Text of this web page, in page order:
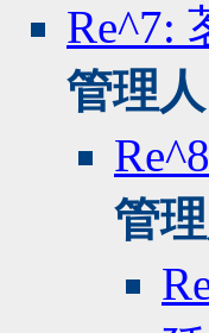
Re^7:
管理人
管